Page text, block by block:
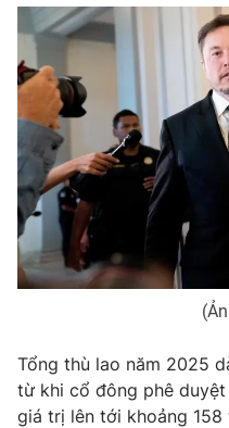
Câu chuyện quốc tế
Thị trường
Góc doanh nghiệp
Dữ liệu và đời sống
Truyền hình
Phim VTV
Hậu trường
Nhân vật
Khán giả
Giải sao mai
Giải trí
Điện ảnh
Âm nhạc
Sao
Đời sống
Du lịch
Làm đẹp
Giáo dục
Học trực tuyến
Hitech Công nghệ tương
Sản phẩm
Giao lưu trực tuyến
Tổng thù lao năm 2025
từ khi cổ đông phê
giá trị lên tới khoảng